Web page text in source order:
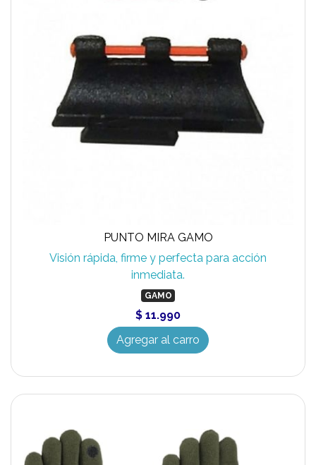
PUNTO MIRA GAMO
Visión rápida, firme y perfecta para acción
inmediata.
GAMO
$ 11.990
Agregar al carro